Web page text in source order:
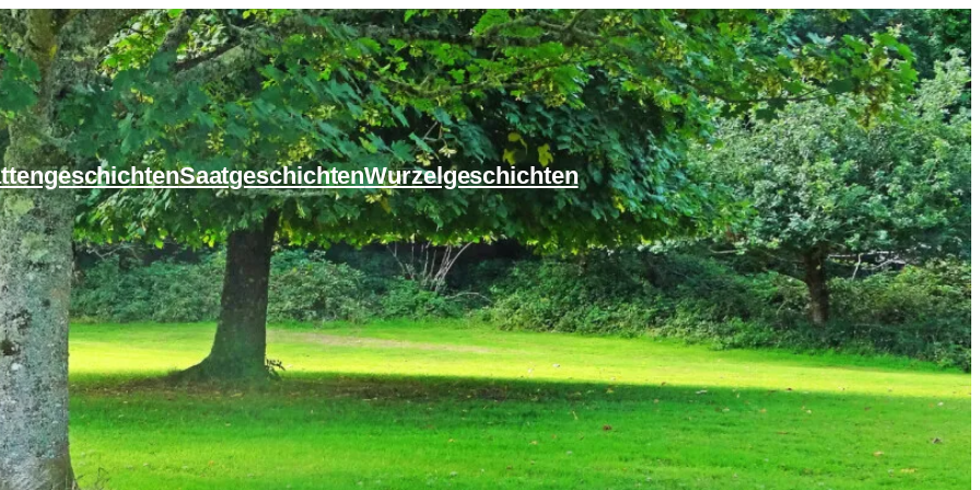
SaatgeschichtenWurzelgeschichten